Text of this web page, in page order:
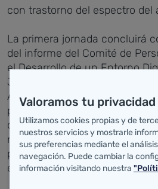
con trastorno del espectro del
La primera jornada concluirá
del informe del Comité de
el Desarrollo de un Entorno
Juventud y la Infancia, que
Abigail Huertas, miembro de
psiquiatra en el Hospital
debate final permitirá extraer
necesidad de marcos
preventivas que protejan a la
entornos digitales.
Valoramos tu privacidad
Utilizamos cookies propias y de
nuestros servicios y mostrarle
sus preferencias mediante el
navegación. Puede cambiar la
información visitando nuestra